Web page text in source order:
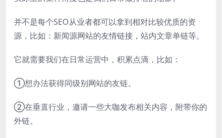
并不是每个SEO从业者都可以拿到相对比较优质的资
源，比如：新闻源网站的友情链接，站内文章单链等。
它就需要我们在日常运营中，积累点滴，比如：
①想办法获得同级别网站的友链。
②在垂直行业，邀请一些大咖发布相关内容，附带你的
外链。